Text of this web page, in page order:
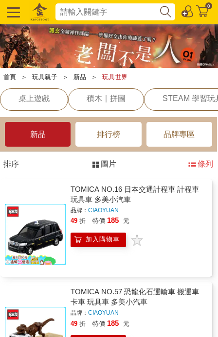
0
首頁 ＞ 玩具親子 ＞ 新品 ＞ 玩具世界
桌上遊戲 積木｜拼圖 STEAM 學習玩
新品 排行榜 品牌專區
排序 圖片 條列
TOMICA NO.16 日本交通計程車 計程車
玩具車 多美小汽車
品牌： CIAOYUAN
49 折 特價 185 元
加入購物車
TOMICA NO.57 恐龍化石運輸車 搬運車
卡車 玩具車 多美小汽車
品牌： CIAOYUAN
49 折 特價 185 元